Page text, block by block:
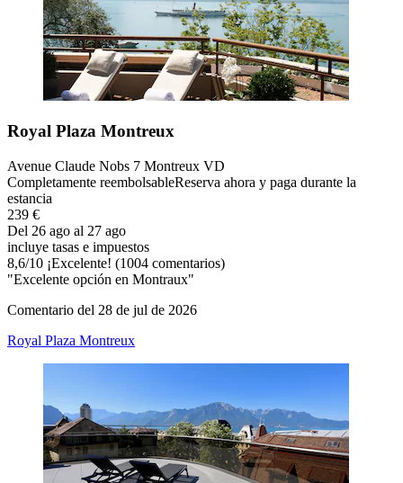
Royal Plaza Montreux
Avenue Claude Nobs 7 Montreux VD
Completamente reembolsableReserva ahora y paga durante la
estancia
239 €
Del 26 ago al 27 ago
incluye tasas e impuestos
8,6/10 ¡Excelente! (1004 comentarios)
"Excelente opción en Montraux"
Comentario del 28 de jul de 2026
Royal Plaza Montreux